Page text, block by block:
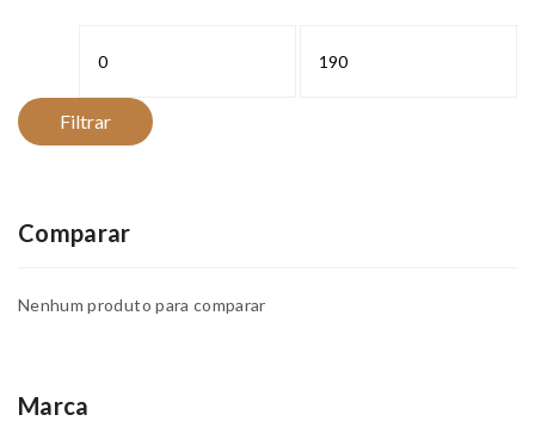
Filtrar
Comparar
Nenhum produto para comparar
Marca